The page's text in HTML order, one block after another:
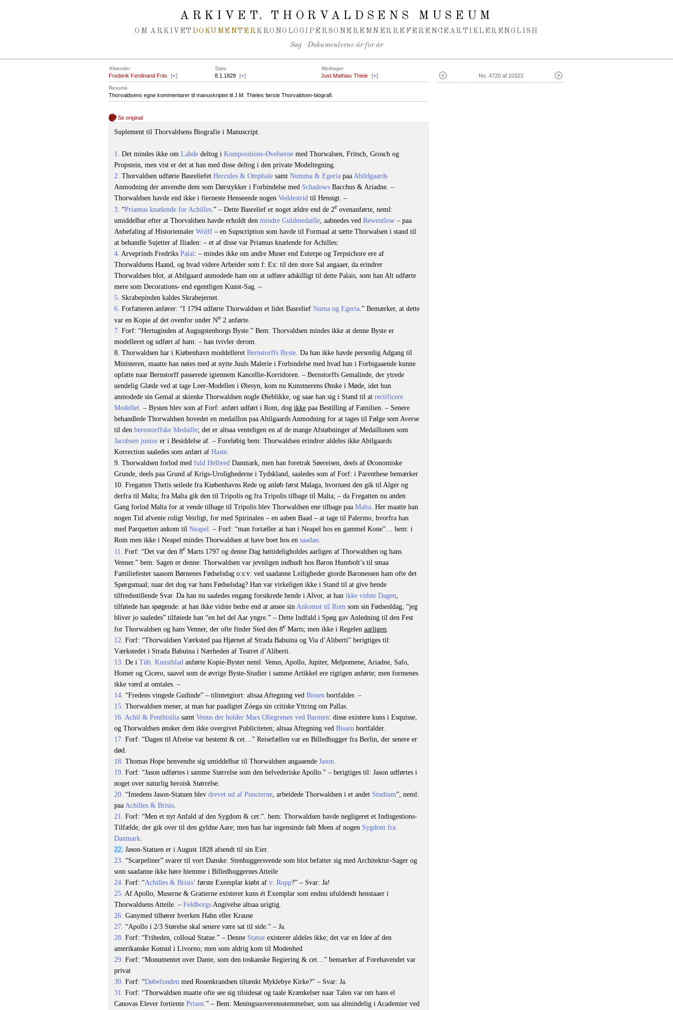
ARKIVET, THORVALDSENS MUSEUM
OM ARKIVET DOKUMENTER KRONOLOGI PERSONER EMNER REFERENCEARTIKLER ENGLISH
Søg Dokumenterne år for år
No. 4720 af 10323
Afsender Dato Modtager
Frederik Ferdinand Friis [+] 8.1.1829 [+] Just Mathias Thiele [+]
Resumé
Thorvaldsens egne kommentarer til manuskriptet til J.M. Thieles første Thorvaldsen-biografi.
Se original
Suplement til Thorvaldsens Biografie i Manuscript.
1. Det mindes ikke om Lahde deltog i Kompositions-Øvelserne med Thorwalsen, Fritsch, Grosch og
Propstein, men vist er det at han med disse deltog i den private Modeltegning.
2. Thorvaldsen udførte Basreliefet Hercules & Omphale samt Numma & Egeria paa Abildgaards
Anmodning der anvendte dem som Dørstykker i Forbindelse med Schadows Bacchus & Ariadne. –
Thorwaldsen havde end ikke i fierneste Henseende nogen Veddestrid til Hensigt. –
3. “Priamus knælende for Achilles .” – Dette Basrelief er noget ældre end de 2e ovenanførte, neml:
umiddelbar efter at Thorvaldsen havde erholdt den mindre Guldmedaille , aabnedes ved Rewentlow – paa
Anbefaling af Historiemaler Wolff – en Supscription som havde til Formaal at sætte Thorwalsen i stand til
at behandle Sujetter af Iliaden: – et af disse var Priamus knælende for Achilles:
4. Arveprinds Fredriks Palai: – mindes ikke om andre Muser end Euterpe og Terpsichore ere af
Thorwaldsens Haand, og hvad videre Arbeider som f: Ex: til den store Sal angaaer, da erindrer
Thorwaldsen blot, at Abilgaard anmodede ham om at udføre adskilligt til dette Palais, som han Alt udførte
mere som Decorations- end egentligen Kunst-Sag. –
5. Skrabepinden kaldes Skrabejernet.
6. Forfatteren anfører: “I 1794 udførte Thorwaldsen et lidet Basrelief Numa og Egeria .” Bemærker, at dette
var en Kopie af det ovenfor under No 2 anførte.
7. Forf: “Hertuginden af Augugstenborgs Byste.” Bem: Thorvaldsen mindes ikke at denne Byste er
modelleret og udført af ham: – han tvivler derom.
8. Thorwaldsen har i Kiøbenhavn moddelleret Bernstorffs Byste. Da han ikke havde personlig Adgang til
Ministeren, maatte han nøies med at nytte Juuls Malerie i Forbindelse med hvad han i Forbigaaende kunne
opfatte naar Bernstorff passerede igiennem Kancellie-Korridoren. – Bernstorffs Gemalinde, der ytrede
uendelig Glæde ved at tage Leer-Modellen i Øiesyn, kom nu Kunstnerens Ønske i Møde, idet hun
anmodede sin Gemal at skienke Thorwaldsen nogle Øieblikke, og saae han sig i Stand til at rectificere
Modellet. – Bysten blev som af Forf: anført udført i Rom, dog ikke paa Bestilling af Familien. – Senere
behandlede Thorwaldsen hovedet en medaillon paa Abilgaards Anmodning for at tages til Følge som Averse
til den bernstorffske Medaille; det er altsaa venteligen en af de mange Afstøbninger af Medaillonen som
Jacobsen junior er i Besiddelse af. – Foreløbig bem: Thorwaldsen erindrer aldeles ikke Abilgaards
Korrection saaledes som anført af Haste.
9. Thorwaldsen forlod med fuld Helbred Danmark, men han foretrak Søereisen, deels af Øconomiske
Grunde, deels paa Grund af Krigs-Urolighederne i Tydskland, saaledes som af Forf: i Parenthese bemærker
10. Fregatten Thetis seilede fra Kiøbenhavns Rede og anløb først Malaga, hvornæst den gik til Alger og
derfra til Malta; fra Malta gik den til Tripolis og fra Tripolis tilbage til Malta; – da Fregatten nu anden
Gang forlod Malta for at vende tilbage til Tripolis blev Thorwaldsen ene tilbage paa Malta. Her maatte han
nogen Tid afvente roligt Veirligt, for med Spirinalen – en aaben Baad – at tage til Palermo, hvorfra han
med Parquetten ankom til Neapel. – Forf: “man fortæller at han i Neapel hos en gammel Kone”… bem: i
Rom men ikke i Neapel mindes Thorwaldsen at have boet hos en saadan.
11.
Forf: “Det var den 8e Marts 1797 og denne Dag høitideligholdes aarligen af Thorwaldsen og hans
Venner.” bem: Sagen er denne: Thorwaldsen var jevnligen indbudt hos Baron Humbolt’s til smaa
Familiefester saasom Børnenes Fødselsdag o:s:v: ved saadanne Leiligheder giorde Baronessen ham ofte det
Spørgsmaal; naar det dog var hans Fødselsdag? Han var virkeligen ikke i Stand til at give hende
tilfredsstillende Svar. Da han nu saaledes engang forsikrede hende i Alvor, at han ikke vidste Dagen
tilføiede han spøgende: at han ikke vidste bedre end at ansee sin Ankomst til Rom som sin Fødsesldag, “jeg
bliver jo saaledes” tilføiede han “en hel del Aar yngre.” – Dette Indfald i Spøg gav Anledning til den Fest
for Thorwaldsen og hans Venner, der ofte finder Sted den 8e Marts; men ikke i Regelen aarligen
12. Forf: “Thorwaldsen Værksted paa Hjørnet af Strada Babuina og Via d’Aliberti” berigtiges til:
Værkstedet i Strada Babuina i Nærheden af Teatret d’Aliberti.
13. De i Tüb. Kunstblad anførte Kopie-Byster neml: Venus, Apollo, Jupiter, Melpomene, Ariadne, Safo,
Homer og Cicero, saavel som de øvrige Byste-Studier i samme Artikkel ere rigtigen anførte; men formenes
ikke værd at omtales. –
14. “Fredens vingede Gudinde” – tilintetgiort: altsaa Aftegning ved Bissen bortfalder. –
15. Thorwaldsen mener, at man har paadigtet Zóega sin critiske Yttring om Pallas.
16. Achil & Penthisilia samt Venus der holder Mars Oliegrenen ved Barmen: disse existere kuns i Esquisse,
og Thorwaldsen ønsker dem ikke overgivet Publiciteten; altsaa Aftegning ved Bissen bortfalder.
17. Forf: “Dagen til Afreise var bestemt & cet…” Reisefællen var en Billedhugger fra Berlin, der senere er
død.
18. Thomas Hope henvendte sig umiddelbar til Thorwaldsen angaaende Jason
19. Forf: “Jason udførtes i samme Størrelse som den belvederiske Apollo.” – berigtiges til: Jason udførtes i
noget over naturlig heroisk Størrelse.
20. “Imedens Jason-Statuen blev drevet ud af Puncterne , arbeidede Thorwaldsen i et andet Studium”, neml:
paa Achilles & Brisis
21.
Forf: “Men et nyt Anfald af den Sygdom & cet:”. bem: Thorwaldsen havde negligeret et Indisgestions-
Tilfælde, der gik over til den gyldne Aare; men han har ingensinde følt Meen af nogen Sygdom fra
Danmark
22. Jason-Statuen er i August 1828 afsendt til sin Eier.
23. “Scarpeliner” svarer til vort Danske: Stenhuggersvende som blot befatter sig med Architektur-Sager og
som saadanne ikke høre hiemme i Billedhuggernes Atteile
24. Forf: “Achilles & Brisis’ første Exemplar kiøbt af v: Ropp?” – Svar: Ja!
25. Af Apollo, Muserne & Gratierne existerer kuns ét Exemplar som endnu ufuldendt henstaaer i
Thorwaldsens Atteile. – Feldborgs Angivelse altsaa urigtig.
26. Ganymed tilhører hverken Hahn eller Krause
27. “Apollo i 2/3 Størelse skal senere være sat til side.” – Ja.
28. Forf: “Friheden, collosal Statue.” – Denne Statue existerer aldeles ikke; det var en Idee af den
amerikanske Konsul i Livorno; men som aldrig kom til Modenhed
29. Forf: “Monumentet over Dante, som den toskanske Regiering & cet…” bemærker af Forehavendet var
privat
30. Forf: “Døbefonden med Rosenkrandsen tiltænkt Myklebye Kirke?” – Svar: Ja.
31.
Forf: “Thorwaldsen maatte ofte see sig tilsidesat og taale Krænkelser naar Talen var om hans el
Canovas Elever fortiente Prisen .” – Bem: Meningsuoverensstemmelser, som saa almindelig i Academier ved